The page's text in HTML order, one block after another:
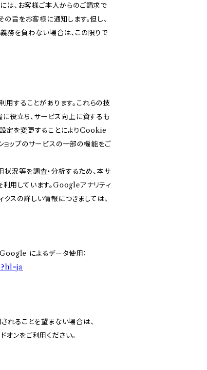
は、お客様ご本人からのご請求で
旨をお客様に通知します。但し、
務を負わない場合は、この限りで
用することがあります。これらの技
役立ち、サービス向上に資するも
定を変更することによりCookie
ョップのサービスの一部の機能をご
状況等を調査・分析するため、本サ
しています。Googleアナリティ
スの詳しい情報につきましては、
によるデータ使用：
れることを望まない場合は、
ンをご利用ください。